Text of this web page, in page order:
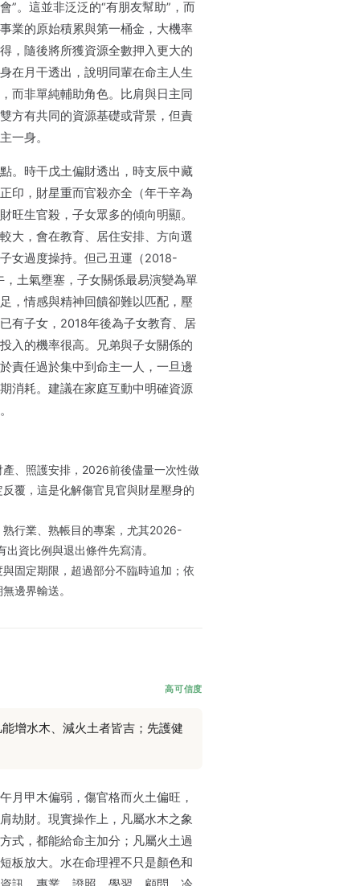
”。這並非泛泛的“有朋友幫助”，而
業的原始積累與第一桶金，大機率
，隨後將所獲資源全數押入更大的
在月干透出，說明同輩在命主人生
而非單純輔助角色。比肩與日主同
方有共同的資源基礎或背景，但責
一身。
。時干戊土偏財透出，時支辰中藏
印，財星重而官殺亦全（年干辛為
旺生官殺，子女眾多的傾向明顯。
大，會在教育、居住安排、方向選
女過度操持。但己丑運（2018-
土氣壅塞，子女關係最易演變為單
，情感與精神回饋卻難以匹配，壓
有子女，2018年後為子女教育、居
入的機率很高。兄弟與子女關係的
責任過於集中到命主一人，一旦邊
消耗。建議在家庭互動中明確資源
、照護安排，2026前後儘量一次性做
覆，這是化解傷官見官與財星壓身的
行業、熟帳目的專案，尤其2026-
資比例與退出條件先寫清。
固定期限，超過部分不臨時追加；依
邊界輸送。
高可信度
增水木、減火土者皆吉；先護健
月甲木偏弱，傷官格而火土偏旺，
劫財。現實操作上，凡屬水木之象
式，都能給命主加分；凡屬火土過
板放大。水在命理裡不只是顏色和